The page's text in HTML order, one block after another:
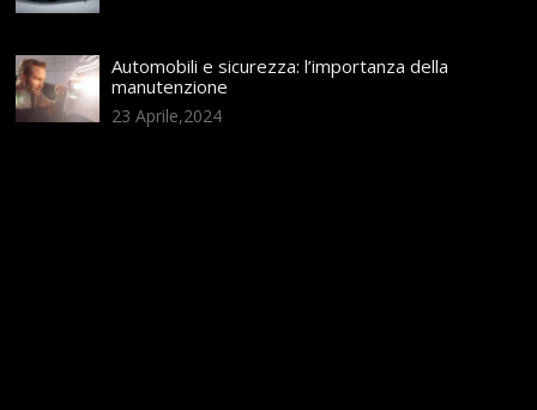
Automobili e sicurezza: l’importanza della
manutenzione
23 Aprile,2024